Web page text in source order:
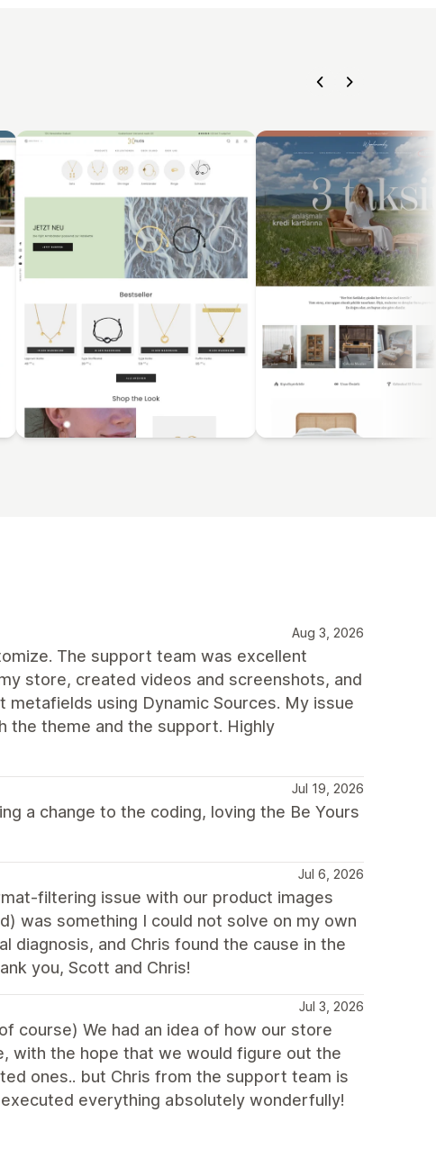
Aug 3, 2026
The support team was excellent
store, created videos and screenshots, and
using Dynamic Sources. My issue
the theme and the support. Highly
Jul 19, 2026
a change to the coding, loving the Be Yours
Jul 6, 2026
filtering issue with our product images
was something I could not solve on my own
diagnosis, and Chris found the cause in the
you, Scott and Chris!
Jul 3, 2026
course) We had an idea of how our store
with the hope that we would figure out the
ones.. but Chris from the support team is
everything absolutely wonderfully!